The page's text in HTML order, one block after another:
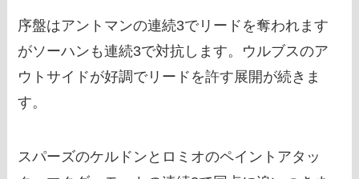
序盤はアントマンの連続3でリードを奪われます
がソーハンも連続3で対抗します。ウルブスのア
ウトサイドが好調でリードを許す展開が続きま
す。
スパーズのケルドンとロミオのペイントアタッ